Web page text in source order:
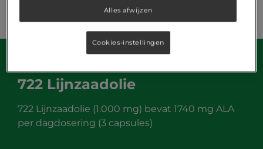
722 Lijnzaadolie
722 Lijnzaadolie (1.000 mg) bevat 1740 mg ALA
per dagdosering (3 capsules)
Alles afwijzen
Cookies-instellingen